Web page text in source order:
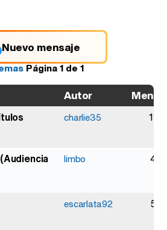
Nuevo mensaje
Página1de1
Autor
charlie35 119
limbo 47
escarlata92 57